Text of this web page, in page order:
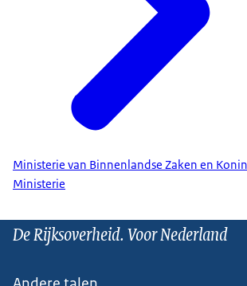
Ministerie van Binnenlandse Zaken en
Ministerie
De Rijksoverheid. Voor Nederland